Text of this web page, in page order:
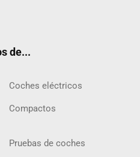
de...
Coches eléctricos
Compactos
Pruebas de coches